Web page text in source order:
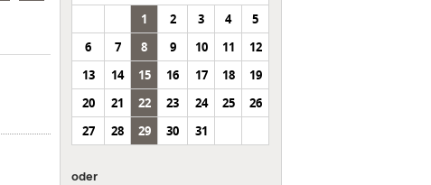
1
2 3 4
5
6
7 8 9 10 11
12
13
14 15 16 17 18
19
20
21 22 23 24 25
26
27
28 29 30 31
oder